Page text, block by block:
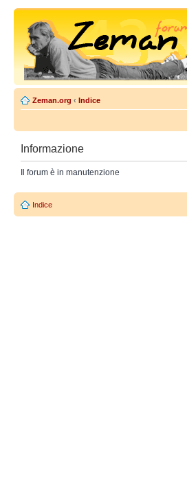
Zeman.org ‹ Indice
Informazione
Il forum è in manutenzione
Indice